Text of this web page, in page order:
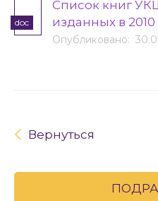
doc
Cписок книг
изданных в 2010
Опубликовано:
Вернуться